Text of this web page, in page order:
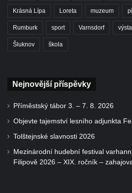
Krásná Lípa Loreta muzeum
Rumburk sport Varnsdorf
Šluknov škola
Nejnovější příspěvky
Příměstský tábor 3. – 7. 8. 2026
Objevte tajemství lesního adjunkta
Tolštejnské slavnosti 2026
Mezinárodní hudební festival
Filipově 2026 – XIX. ročník –